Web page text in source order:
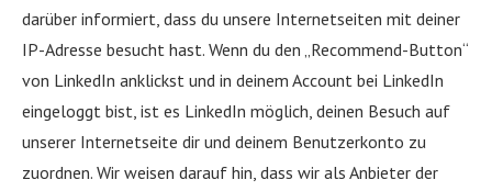
darüber informiert, dass du unsere Internetseiten mit deiner
IP-Adresse besucht hast. Wenn du den „Recommend-Button“
von LinkedIn anklickst und in deinem Account bei LinkedIn
eingeloggt bist, ist es LinkedIn möglich, deinen Besuch auf
unserer Internetseite dir und deinem Benutzerkonto zu
zuordnen. Wir weisen darauf hin, dass wir als Anbieter der